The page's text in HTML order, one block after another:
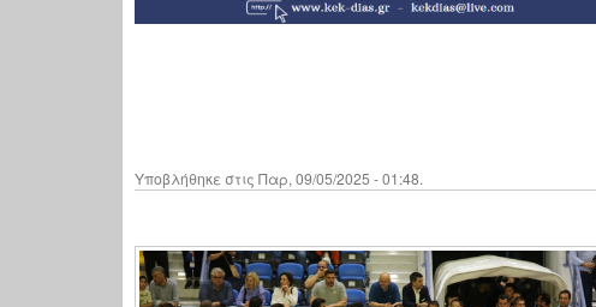
Υποβλήθηκε στις Παρ, 09/05/2025 - 01:48.